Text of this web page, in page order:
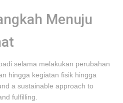
Menuju
selama melakukan perubahan
hingga kegiatan fisik hingga
a sustainable approach to
fulfilling.